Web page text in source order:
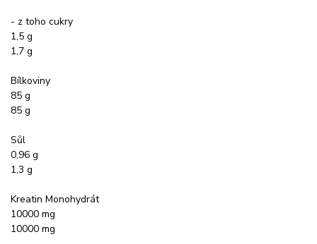
- z toho cukry
1,5 g
1,7 g
Bílkoviny
85 g
85 g
Sůl
0,96 g
1,3 g
Kreatin Monohydrát
10000 mg
10000 mg